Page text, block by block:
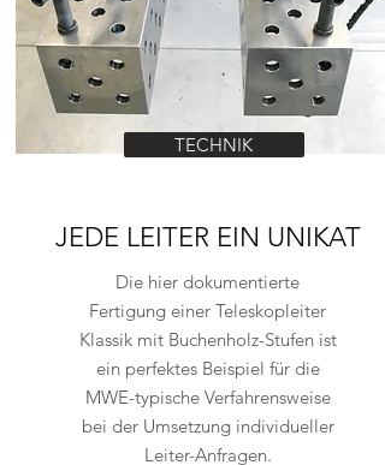
TECHNIK
Die hier dokumentierte
Fertigung einer Teleskopleiter
Klassik mit Buchenholz-Stufen ist
ein perfektes Beispiel für die
MWE-typische Verfahrensweise
bei der Umsetzung individueller
Leiter-Anfragen.
JEDE LEITER EIN UNIKAT